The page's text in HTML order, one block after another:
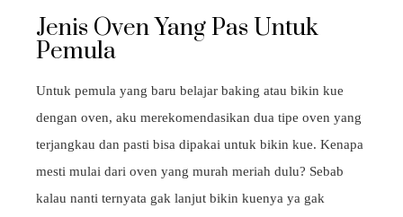
Jenis Oven Yang Pas Untuk
Pemula
Untuk pemula yang baru belajar baking atau bikin kue
dengan oven, aku merekomendasikan dua tipe oven yang
terjangkau dan pasti bisa dipakai untuk bikin kue. Kenapa
mesti mulai dari oven yang murah meriah dulu? Sebab
kalau nanti ternyata gak lanjut bikin kuenya ya gak